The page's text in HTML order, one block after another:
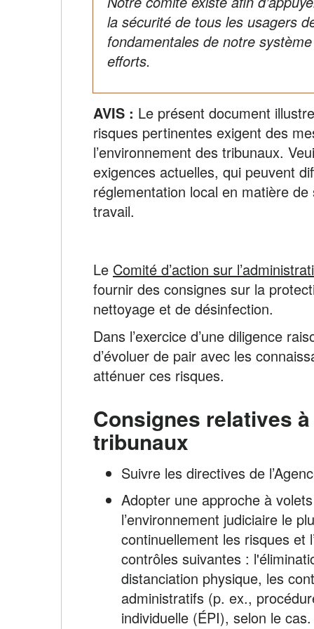
la sécurité de tous les usagers
fondamentales de notre
efforts.
AVIS : Le présent document
risques pertinentes exigent des
l’environnement des tribunaux.
exigences actuelles, qui peuvent
réglementation local en matière
travail.
Le Comité d’action sur
fournir des consignes sur la
nettoyage et de désinfection.
Dans l’exercice d’une diligence
d’évoluer de pair avec les
atténuer ces risques.
Consignes relatives
tribunaux
Suivre les directives de
Adopter une approche à
l’environnement judiciaire le
continuellement les risques et
contrôles suivantes :
distanciation physique, les
administratifs (p. ex.,
individuelle (ÉPI), selon le